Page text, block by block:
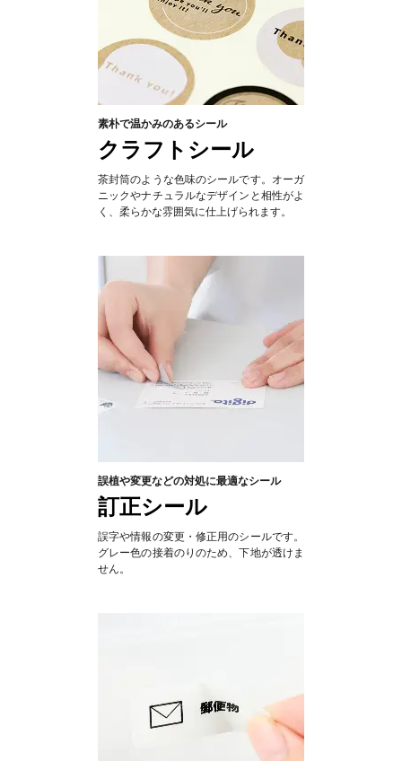
素朴で温かみのあるシール
クラフトシール
茶封筒のような色味のシールです。オーガ
ニックやナチュラルなデザインと相性がよ
く、柔らかな雰囲気に仕上げられます。
誤植や変更などの対処に最適なシール
訂正シール
誤字や情報の変更・修正用のシールです。
グレー色の接着のりのため、下地が透けま
せん。